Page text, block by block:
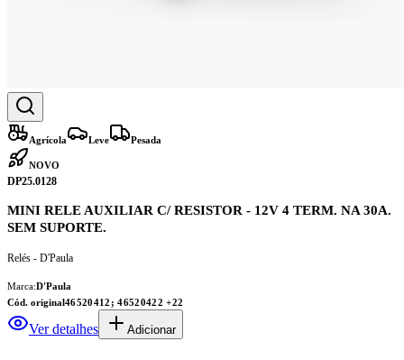
Agrícola Leve Pesada
NOVO
DP25.0128
MINI RELE AUXILIAR C/ RESISTOR - 12V 4 TERM. NA 30A.
SEM SUPORTE.
Relés - D'Paula
Marca:D'Paula
Cód. original46520412; 46520422 +22
Ver detalhes Adicionar